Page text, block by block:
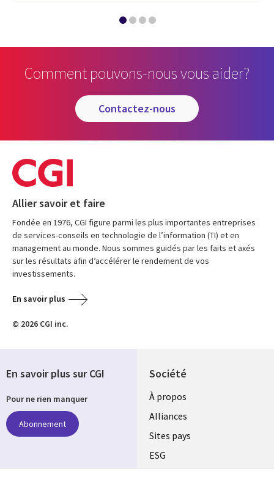
Comment pouvons-nous vous aider?
contactez-nous
Allier savoir et faire
Fondée en 1976, CGI figure parmi les plus importantes entreprises
de services-conseils en technologie de l’information (TI) et en
management au monde. Nous sommes guidés par les faits et axés
sur les résultats afin d’accélérer le rendement de vos
investissements.
En savoir plus
© 2026 CGI inc.
Société
À propos
Alliances
Sites pays
ESG
En savoir plus sur CGI
Pour ne rien manquer
Abonnement